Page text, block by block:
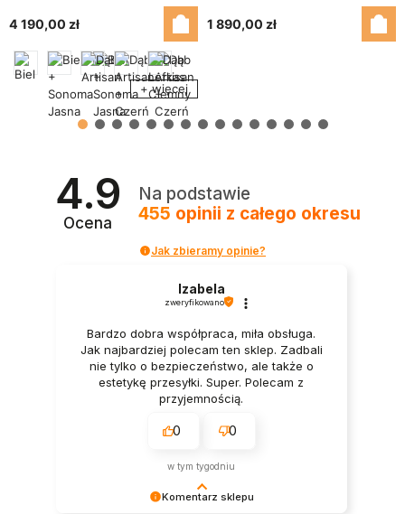
4 190,00 zł
+ więcej
1 890,00 zł
4.9
Ocena
Na podstawie
455 opinii z całego okresu
Jak zbieramy opinie?
Komentarz sklepu
Izabela
zweryfikowano
Bardzo dobra współpraca, miła obsługa.
Jak najbardziej polecam ten sklep. Zadbali
nie tylko o bezpieczeństwo, ale także o
estetykę przesyłki. Super. Polecam z
przyjemnością.
0 0
w tym tygodniu